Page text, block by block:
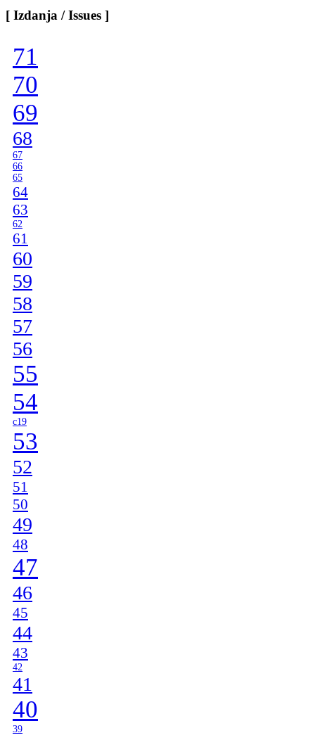
[ Izdanja / Issues ]
71
70
69
68
67
66
65
64
63
62
61
60
59
58
57
56
55
54
c19
53
52
51
50
49
48
47
46
45
44
43
42
41
40
39